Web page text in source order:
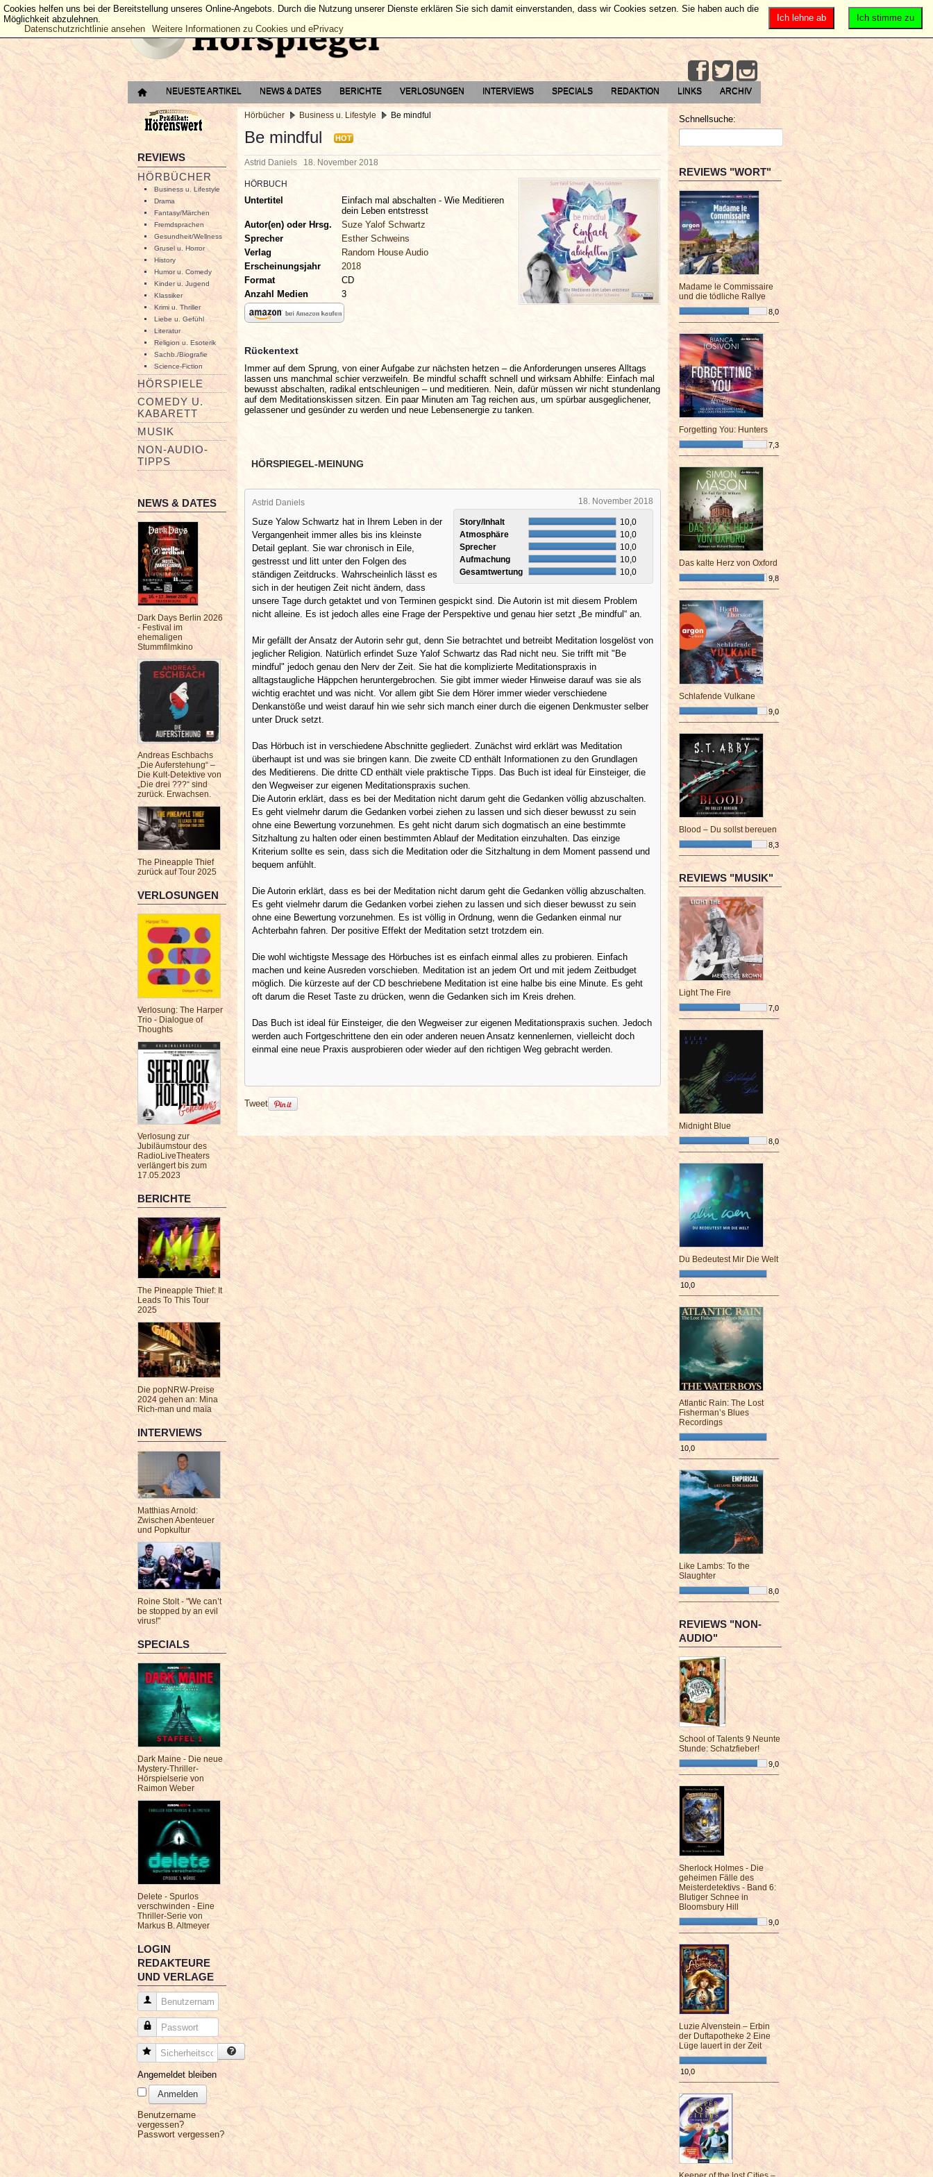
NEUESTE ARTIKEL NEWS & DATES BERICHTE VERLOSUNGEN INTERVIEWS SPECIALS REDAKTION LINKS ARCHIV
REVIEWS
HÖRBÜCHER
Business u. Lifestyle
Drama
Fantasy/Märchen
Fremdsprachen
Gesundheit/Wellness
Grusel u. Horror
History
Humor u. Comedy
Kinder u. Jugend
Klassiker
Krimi u. Thriller
Liebe u. Gefühl
Literatur
Religion u. Esoterik
Sachb./Biografie
Science-Fiction
HÖRSPIELE
COMEDY U.
KABARETT
MUSIK
NON-AUDIO-
TIPPS
NEWS & DATES
Dark Days Berlin 2026
- Festival im
ehemaligen
Stummfilmkino
Andreas Eschbachs
„Die Auferstehung“ –
Die Kult-Detektive von
„Die drei ???“ sind
zurück. Erwachsen.
The Pineapple Thief
zurück auf Tour 2025
VERLOSUNGEN
Verlosung: The Harper
Trio - Dialogue of
Thoughts
Verlosung zur
Jubiläumstour des
RadioLiveTheaters
verlängert bis zum
17.05.2023
BERICHTE
The Pineapple Thief: It
Leads To This Tour
2025
Die popNRW-Preise
2024 gehen an: Mina
Rich-man und maïa
INTERVIEWS
Matthias Arnold:
Zwischen Abenteuer
und Popkultur
Roine Stolt - "We can’t
be stopped by an evil
virus!"
SPECIALS
Dark Maine - Die neue
Mystery-Thriller-
Hörspielserie von
Raimon Weber
Delete - Spurlos
verschwinden - Eine
Thriller-Serie von
Markus B. Altmeyer
LOGIN
REDAKTEURE
UND VERLAGE
Benutzername
Passwort
Sicherheitscode
Angemeldet bleiben
Anmelden
Benutzername
vergessen?
Passwort vergessen?
Hörbücher Business u. Lifestyle Be mindful
Be mindful HOT
Astrid Daniels 18. November 2018
HÖRBUCH
Untertitel
Einfach mal abschalten - Wie Meditieren
dein Leben entstresst
Autor(en) oder Hrsg.
Suze Yalof Schwartz
Sprecher
Esther Schweins
Verlag
Random House Audio
Erscheinungsjahr
2018
Format
CD
Anzahl Medien
3
Rückentext
Immer auf dem Sprung, von einer Aufgabe zur nächsten hetzen – die Anforderungen unseres Alltags
lassen uns manchmal schier verzweifeln. Be mindful schafft schnell und wirksam Abhilfe: Einfach mal
bewusst abschalten, radikal entschleunigen – und meditieren. Nein, dafür müssen wir nicht stundenlang
auf dem Meditationskissen sitzen. Ein paar Minuten am Tag reichen aus, um spürbar ausgeglichener,
gelassener und gesünder zu werden und neue Lebensenergie zu tanken.
HÖRSPIEGEL-MEINUNG
18. November 2018
Astrid Daniels
Story/Inhalt
10,0
Atmosphäre
10,0
Sprecher
10,0
Aufmachung
10,0
Gesamtwertung
10,0
Suze Yalow Schwartz hat in Ihrem Leben in der
Vergangenheit immer alles bis ins kleinste
Detail geplant. Sie war chronisch in Eile,
gestresst und litt unter den Folgen des
ständigen Zeitdrucks. Wahrscheinlich lässt es
sich in der heutigen Zeit nicht ändern, dass
unsere Tage durch getaktet und von Terminen gespickt sind. Die Autorin ist mit diesem Problem
nicht alleine. Es ist jedoch alles eine Frage der Perspektive und genau hier setzt „Be mindful“ an.
Mir gefällt der Ansatz der Autorin sehr gut, denn Sie betrachtet und betreibt Meditation losgelöst von
jeglicher Religion. Natürlich erfindet Suze Yalof Schwartz das Rad nicht neu. Sie trifft mit "Be
mindful" jedoch genau den Nerv der Zeit. Sie hat die komplizierte Meditationspraxis in
alltagstaugliche Häppchen heruntergebrochen. Sie gibt immer wieder Hinweise darauf was sie als
wichtig erachtet und was nicht. Vor allem gibt Sie dem Hörer immer wieder verschiedene
Denkanstöße und weist darauf hin wie sehr sich manch einer durch die eigenen Denkmuster selber
unter Druck setzt.
Das Hörbuch ist in verschiedene Abschnitte gegliedert. Zunächst wird erklärt was Meditation
überhaupt ist und was sie bringen kann. Die zweite CD enthält Informationen zu den Grundlagen
des Meditierens. Die dritte CD enthält viele praktische Tipps. Das Buch ist ideal für Einsteiger, die
den Wegweiser zur eigenen Meditationspraxis suchen.
Die Autorin erklärt, dass es bei der Meditation nicht darum geht die Gedanken völlig abzuschalten.
Es geht vielmehr darum die Gedanken vorbei ziehen zu lassen und sich dieser bewusst zu sein
ohne eine Bewertung vorzunehmen. Es geht nicht darum sich dogmatisch an eine bestimmte
Sitzhaltung zu halten oder einen bestimmten Ablauf der Meditation einzuhalten. Das einzige
Kriterium sollte es sein, dass sich die Meditation oder die Sitzhaltung in dem Moment passend und
bequem anfühlt.
Die Autorin erklärt, dass es bei der Meditation nicht darum geht die Gedanken völlig abzuschalten.
Es geht vielmehr darum die Gedanken vorbei ziehen zu lassen und sich dieser bewusst zu sein
ohne eine Bewertung vorzunehmen. Es ist völlig in Ordnung, wenn die Gedanken einmal nur
Achterbahn fahren. Der positive Effekt der Meditation setzt trotzdem ein.
Die wohl wichtigste Message des Hörbuches ist es einfach einmal alles zu probieren. Einfach
machen und keine Ausreden vorschieben. Meditation ist an jedem Ort und mit jedem Zeitbudget
möglich. Die kürzeste auf der CD beschriebene Meditation ist eine halbe bis eine Minute. Es geht
oft darum die Reset Taste zu drücken, wenn die Gedanken sich im Kreis drehen.
Das Buch ist ideal für Einsteiger, die den Wegweiser zur eigenen Meditationspraxis suchen. Jedoch
werden auch Fortgeschrittene den ein oder anderen neuen Ansatz kennenlernen, vielleicht doch
einmal eine neue Praxis ausprobieren oder wieder auf den richtigen Weg gebracht werden.
Tweet
Schnellsuche:
REVIEWS "WORT"
Madame le Commissaire
und die tödliche Rallye
8,0
¯¯¯¯¯¯¯¯¯¯¯¯¯¯¯¯¯¯¯¯¯¯¯¯
Forgetting You: Hunters
7,3
¯¯¯¯¯¯¯¯¯¯¯¯¯¯¯¯¯¯¯¯¯¯¯¯
Das kalte Herz von Oxford
9,8
¯¯¯¯¯¯¯¯¯¯¯¯¯¯¯¯¯¯¯¯¯¯¯¯
Schlafende Vulkane
9,0
¯¯¯¯¯¯¯¯¯¯¯¯¯¯¯¯¯¯¯¯¯¯¯¯
Blood – Du sollst bereuen
8,3
¯¯¯¯¯¯¯¯¯¯¯¯¯¯¯¯¯¯¯¯¯¯¯¯
REVIEWS "MUSIK"
Light The Fire
7,0
¯¯¯¯¯¯¯¯¯¯¯¯¯¯¯¯¯¯¯¯¯¯¯¯
Midnight Blue
8,0
¯¯¯¯¯¯¯¯¯¯¯¯¯¯¯¯¯¯¯¯¯¯¯¯
Du Bedeutest Mir Die Welt
10,0
¯¯¯¯¯¯¯¯¯¯¯¯¯¯¯¯¯¯¯¯¯¯¯¯
Atlantic Rain: The Lost
Fisherman’s Blues
Recordings
10,0
¯¯¯¯¯¯¯¯¯¯¯¯¯¯¯¯¯¯¯¯¯¯¯¯
Like Lambs: To the
Slaughter
8,0
¯¯¯¯¯¯¯¯¯¯¯¯¯¯¯¯¯¯¯¯¯¯¯¯
REVIEWS "NON-
AUDIO"
School of Talents 9 Neunte
Stunde: Schatzfieber!
9,0
¯¯¯¯¯¯¯¯¯¯¯¯¯¯¯¯¯¯¯¯¯¯¯¯
Sherlock Holmes - Die
geheimen Fälle des
Meisterdetektivs - Band 6:
Blutiger Schnee in
Bloomsbury Hill
9,0
¯¯¯¯¯¯¯¯¯¯¯¯¯¯¯¯¯¯¯¯¯¯¯¯
Luzie Alvenstein – Erbin
der Duftapotheke 2 Eine
Lüge lauert in der Zeit
10,0
¯¯¯¯¯¯¯¯¯¯¯¯¯¯¯¯¯¯¯¯¯¯¯¯
Ich stimme zu
Ich lehne ab
Cookies helfen uns bei der Bereitstellung unseres Online-Angebots. Durch die Nutzung unserer Dienste erklären Sie sich damit einverstanden, dass wir Cookies setzen. Sie haben auch die
Möglichkeit abzulehnen.
Datenschutzrichtlinie ansehen
Weitere Informationen zu Cookies und ePrivacy